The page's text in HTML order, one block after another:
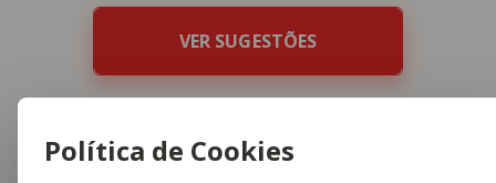
Política de Cookies
VER SUGESTÕES